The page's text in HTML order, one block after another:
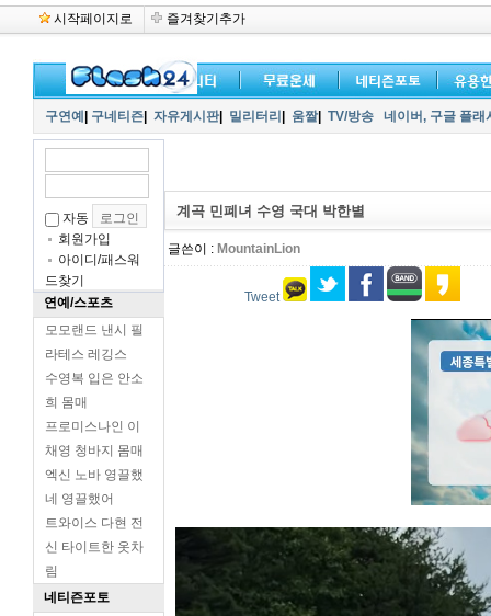
시작페이지로 즐겨찾기추가
구연예 구네티즌 자유게시판| 밀리터리 움짤| TV/방송 네이버, 구글 플
자동
회원가입
아이디/패스워
드찾기
연예/스포츠
모모랜드 낸시 필
라테스 레깅스
수영복 입은 안소
희 몸매
프로미스나인 이
채영 청바지 몸매
엑신 노바 영끌했
네 영끌했어
트와이스 다현 전
신 타이트한 옷차
림
네티즌포토
계곡 민폐녀 수영 국대 박한별
글쓴이 : MountainLion
Tweet